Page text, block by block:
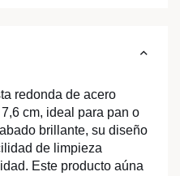
redonda de acero
cm, ideal para pan o
brillante, su diseño
de limpieza
Este producto aúna